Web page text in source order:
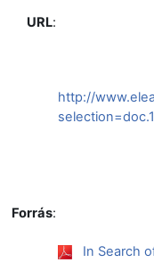
URL:
http://
Forrás:
In Search